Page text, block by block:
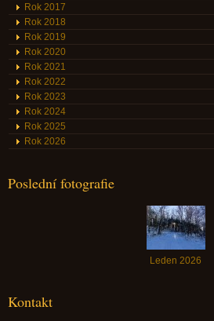
Rok 2017
Rok 2018
Rok 2019
Rok 2020
Rok 2021
Rok 2022
Rok 2023
Rok 2024
Rok 2025
Rok 2026
Poslední fotografie
Leden 2026
Kontakt